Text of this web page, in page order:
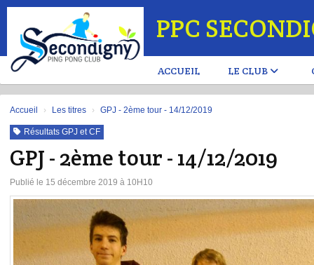
PPC
ACCUEIL LE CLUB
Accueil Les titres GPJ - 2ème tour - 14/12/2019
Résultats GPJ et CF
GPJ - 2ème tour - 14/12/2019
Publié le 15 décembre 2019 à 10H10
Panneau de gestion des cookies